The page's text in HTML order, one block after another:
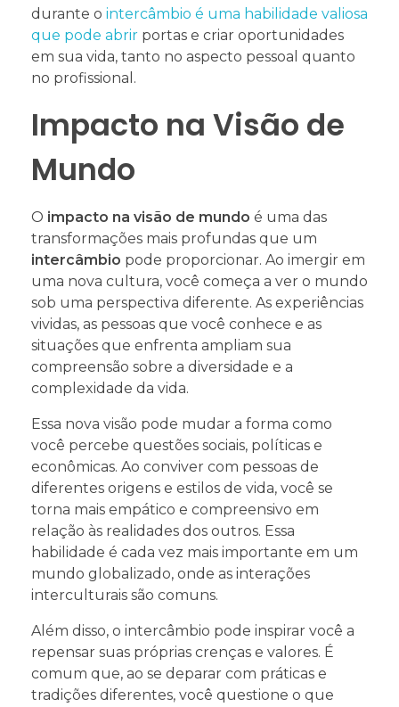
durante o intercâmbio é uma habilidade valiosa
que pode abrir portas e criar oportunidades
em sua vida, tanto no aspecto pessoal quanto
no profissional.
Impacto na Visão de
Mundo
O impacto na visão de mundo é uma das
transformações mais profundas que um
intercâmbio pode proporcionar. Ao imergir em
uma nova cultura, você começa a ver o mundo
sob uma perspectiva diferente. As experiências
vividas, as pessoas que você conhece e as
situações que enfrenta ampliam sua
compreensão sobre a diversidade e a
complexidade da vida.
Essa nova visão pode mudar a forma como
você percebe questões sociais, políticas e
econômicas. Ao conviver com pessoas de
diferentes origens e estilos de vida, você se
torna mais empático e compreensivo em
relação às realidades dos outros. Essa
habilidade é cada vez mais importante em um
mundo globalizado, onde as interações
interculturais são comuns.
Além disso, o intercâmbio pode inspirar você a
repensar suas próprias crenças e valores. É
comum que, ao se deparar com práticas e
tradições diferentes, você questione o que